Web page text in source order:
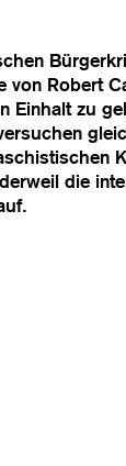
von Robert
Einhalt zu
die